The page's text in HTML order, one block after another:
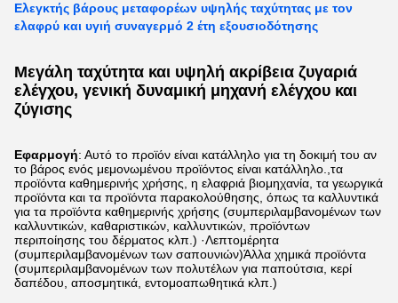
Ελεγκτής βάρους μεταφορέων υψηλής ταχύτητας με τον
ελαφρύ και υγιή συναγερμό 2 έτη εξουσιοδότησης
Μεγάλη ταχύτητα και υψηλή ακρίβεια ζυγαριά
ελέγχου, γενική δυναμική μηχανή ελέγχου και
ζύγισης
Εφαρμογή: Αυτό το προϊόν είναι κατάλληλο για τη δοκιμή του αν
το βάρος ενός μεμονωμένου προϊόντος είναι κατάλληλο.,τα
προϊόντα καθημερινής χρήσης, η ελαφριά βιομηχανία, τα γεωργικά
προϊόντα και τα προϊόντα παρακολούθησης, όπως τα καλλυντικά
για τα προϊόντα καθημερινής χρήσης (συμπεριλαμβανομένων των
καλλυντικών, καθαριστικών, καλλυντικών, προϊόντων
περιποίησης του δέρματος κλπ.) ·Λεπτομέρητα
(συμπεριλαμβανομένων των σαπουνιών)Άλλα χημικά προϊόντα
(συμπεριλαμβανομένων των πολυτέλων για παπούτσια, κερί
δαπέδου, αποσμητικά, εντομοαπωθητικά κλπ.)